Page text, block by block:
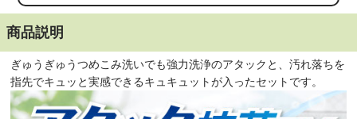
商品説明
ぎゅうぎゅうつめこみ洗いでも強力洗浄のアタックと、汚れ落ちを
指先でキュッと実感できるキュキュットが入ったセットです。